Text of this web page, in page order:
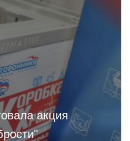
акция